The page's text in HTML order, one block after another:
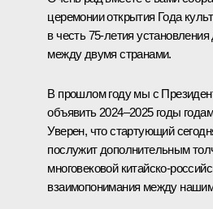
церемонии открытия Года
в честь 75-летия
между двумя странами.
В прошлом году мы с
объявить 2024–2025 годы
Уверен, что стартующий
послужит дополнительным
многовековой китайско-
взаимопонимания между